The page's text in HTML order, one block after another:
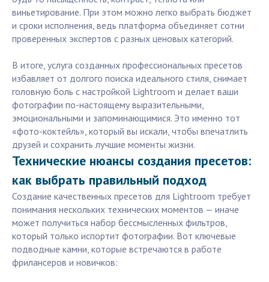
виньетирование. При этом можно легко выбрать бюджет
и сроки исполнения, ведь платформа объединяет сотни
проверенных экспертов с разных ценовых категорий.
В итоге, услуга созданных профессиональных пресетов
избавляет от долгого поиска идеального стиля, снимает
головную боль с настройкой Lightroom и делает ваши
фотографии по-настоящему выразительными,
эмоциональными и запоминающимися. Это именно тот
«фото-коктейль», который вы искали, чтобы впечатлить
друзей и сохранить лучшие моменты жизни.
Технические нюансы создания пресетов:
как выбрать правильный подход
Создание качественных пресетов для Lightroom требует
понимания нескольких технических моментов — иначе
может получиться набор бессмысленных фильтров,
который только испортит фотографии. Вот ключевые
подводные камни, которые встречаются в работе
фрилансеров и новичков: